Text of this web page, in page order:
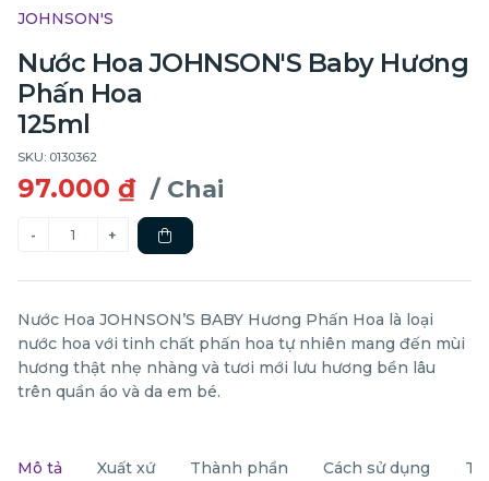
JOHNSON'S
Nước Hoa JOHNSON'S Baby Hương
Phấn Hoa
125ml
SKU: 0130362
97.000 ₫ / Chai
Nước Hoa JOHNSON’S BABY Hương Phấn Hoa là loại
nước hoa với tinh chất phấn hoa tự nhiên mang đến mùi
hương thật nhẹ nhàng và tươi mới lưu hương bền lâu
trên quần áo và da em bé.
Mô tả Xuất xứ Thành phần Cách sử dụng